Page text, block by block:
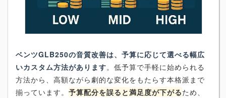
ベンツGLB250の音質改善は、予算に応じて選べる幅広
いカスタム方法があります。低予算で手軽に始められる
方法から、高額ながら劇的な変化をもたらす本格派まで
揃っています。 予算配分を誤ると満足度が下がるため、